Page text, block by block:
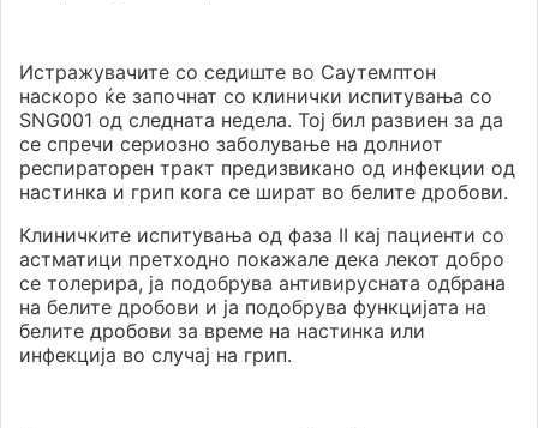
Истражувачите со седиште во Саутемптон
наскоро ќе започнат со клинички испитувања со
SNG001 од следната недела. Тој бил развиен за да
се спречи сериозно заболување на долниот
респираторен тракт предизвикано од инфекции од
настинка и грип кога се шират во белите дробови.
Клиничките испитувања од фаза II кај пациенти со
астматици претходно покажале дека лекот добро
се толерира, ја подобрува антивирусната одбрана
на белите дробови и ја подобрува функцијата на
белите дробови за време на настинка или
инфекција во случај на грип.